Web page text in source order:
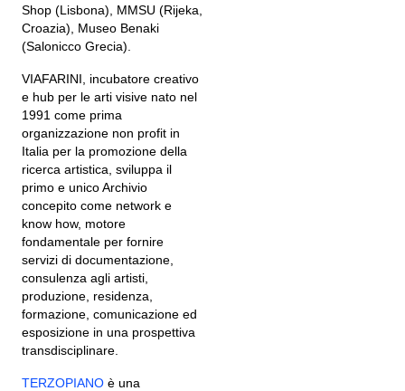
Shop (Lisbona), MMSU (Rijeka,
Croazia), Museo Benaki
(Salonicco Grecia).
VIAFARINI, incubatore creativo
e hub per le arti visive nato nel
1991 come prima
organizzazione non profit in
Italia per la promozione della
ricerca artistica, sviluppa il
primo e unico Archivio
concepito come network e
know how, motore
fondamentale per fornire
servizi di documentazione,
consulenza agli artisti,
produzione, residenza,
formazione, comunicazione ed
esposizione in una prospettiva
transdisciplinare.
TERZOPIANO è una